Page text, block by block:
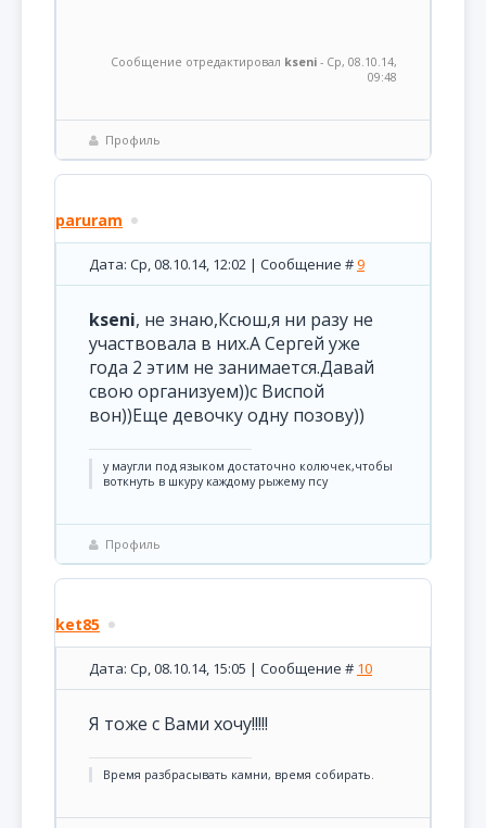
Сообщение отредактировал kseni - Ср, 08.10.14,
09:48
Профиль
paruram
Дата: Ср, 08.10.14, 12:02 | Сообщение #9
kseni, не знаю,Ксюш,я ни разу не
участвовала в них.А Сергей уже
года 2 этим не занимается.Давай
свою организуем))с Виспой
вон))Еще девочку одну позову))
у маугли под языком достаточно колючек,чтобы
воткнуть в шкуру каждому рыжему псу
Профиль
ket85
Дата: Ср, 08.10.14, 15:05 | Сообщение # 10
Я тоже с Вами хочу!!!!!
Время разбрасывать камни, время собирать.